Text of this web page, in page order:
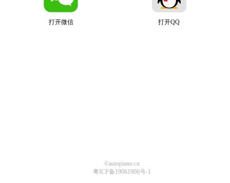
打开微信 打开QQ
©autopiano.cn
粤ICP备19061906号-1